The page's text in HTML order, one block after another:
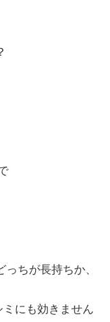
ちが長持ちか、
にも効きません